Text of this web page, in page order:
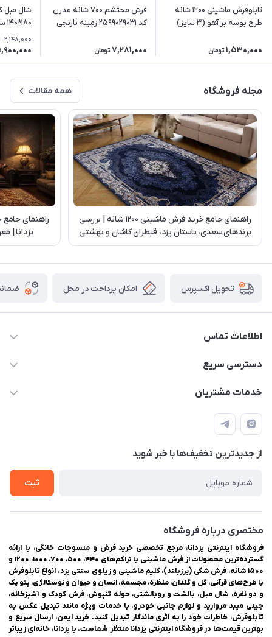
تابلوفرش ماشینی 1200 شانه
طرح بوسه بر آهو (3 سایز)
1,530,000 تومان
فرش محتشم 700 شانه مدرن
کد 2599029031 زمینه نارنجی
7,281,000 تومان
شال مبل
دریایی-
2,148,000
مجله فروشگاه همه مقالات
راهنمای جامع خرید فرش ماشینی 1200 شانه | بررسی
برندهای سعدی، باستان یزد، قیطران کاشان و بهشتی
تبریز
راهنمای
یزدانا |
تحویل اکسپرس امکان پرداخت در محل
اطلاعات تماس
03538252575
اینترنتی یزدانا
دسترسی سریع
حساب کاربری
لیست محصولات
درباره ما
خدمات مشتریان
راهنمای ثبت سفارش
حریم خصوصی
سوالات متداول
از جدید‌ترین تخفیف‌ها با‌ خبر شوید
ثبت
مختصری درباره فروشگاه
فروشگاه اینترنتی یزدانا، مرجع تخصصی خرید فرش و منسوجات خانگی، با ارائه
گسترده‌ترین محصولات از فرش ماشینی با تراکم‌های ۴۴۰، ۵۰۰، ۷۰۰، ۱۰۰۰، ۱۲۰۰ و
۱۵۰۰ شانه، فرش شگی (پرزبلند)، گلیم ماشینی و زیلوی سنتی یزد. انواع تابلوفرش
با طرح‌های قرآنی، گل و گلدان، منظره، مجسمه، انسان و حیوان و نوستالژی، پتو یک
و دو نفره، شال مبل، بالشت و روبالشتی، حوله تنپوش، فرش کودک و آشپزخانه،
چینی میبد مروارید و لوازم جانبی خودرو. با خدمات ویژه مانند تبدیل عکس به
تابلوفرش، خاطرات خود را به اثری ماندگار تبدیل کنید. خرید ایمن، ارسال سریع و
بهترین قیمت‌ها در فروشگاه اینترنتی یزدانا منتظر شماست. با یزدانا، خانه‌ای زیباتر